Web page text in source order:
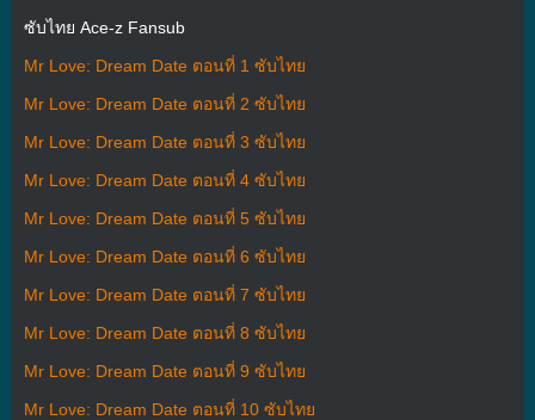
ซับไทย Ace-z Fansub
Mr Love: Dream Date ตอนที่ 1 ซับไทย
Mr Love: Dream Date ตอนที่ 2 ซับไทย
Mr Love: Dream Date ตอนที่ 3 ซับไทย
Mr Love: Dream Date ตอนที่ 4 ซับไทย
Mr Love: Dream Date ตอนที่ 5 ซับไทย
Mr Love: Dream Date ตอนที่ 6 ซับไทย
Mr Love: Dream Date ตอนที่ 7 ซับไทย
Mr Love: Dream Date ตอนที่ 8 ซับไทย
Mr Love: Dream Date ตอนที่ 9 ซับไทย
Mr Love: Dream Date ตอนที่ 10 ซับไทย